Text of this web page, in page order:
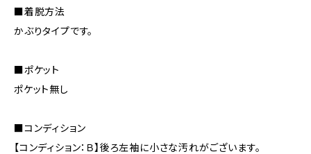
■着脱方法
かぶりタイプです。
■ポケット
ポケット無し
■コンディション
【コンディション：Ｂ】後ろ左袖に小さな汚れがございます。